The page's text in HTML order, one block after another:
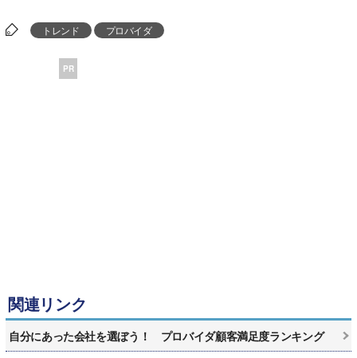
トレンド プロバイダ
PR
関連リンク
自分にあった会社を選ぼう！ プロバイダ顧客満足度ランキング